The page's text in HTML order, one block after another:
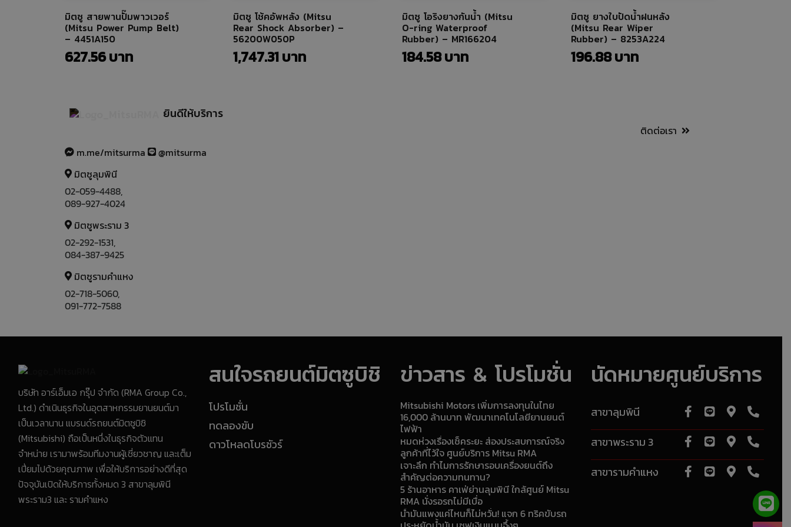
มิตซู สายพานปั๊มพาวเวอร์
(Mitsu Power Pump Belt)
– 4451A150
627.56
มิตซู โช้คอัพหลัง (Mitsu
Rear Shock Absorber) –
56200W050P
1,747.31
มิตซู โอริงยางกันน้ำ (Mitsu
O-ring Waterproof
Rubber) – MR166204
184.58
มิตซู ยางใบปัดน้ำฝนหลัง
(Mitsu Rear Wiper
Rubber) – 8253A224
196.88
ยินดีให้บริการ
ติดต่อเรา
m.me/mitsurma @mitsurma
มิตซูลุมพินี
02-059-4488,
089-927-4024
มิตซูพระราม 3
02-292-1531
084-387-9425
มิตซูรามคำแหง
02-718-5060,
091-772-7588
บริษัท อาร์เอ็มเอ กรุ๊ป จำกัด (RMA Group Co.,
Ltd.) ดำเนินธุรกิจในอุตสาหกรรมยานยนต์มา
เป็นเวลานาน แบรนด์รถยนต์มิตซูบิชิ
(Mitsubishi) ถือเป็นหนึ่งในธุรกิจตัวแทน
จำหน่าย เรามาพร้อมทีมงานผู้เชี่ยวชาญ และเต็ม
เปี่ยมไปด้วยคุณภาพ เพื่อให้บริการอย่างดีที่สุด
ปัจจุบันเปิดให้บริการทั้งหมด 3 สาขาลุมพินี
พระราม3 และ รามคำแหง
สนใจรถยนต์มิตซูบิชิ
โปรโมชั่น
ทดลองขับ
ดาวโหลดโบรชัวร์
ข่าวสาร & โปรโมชั่น
Mitsubishi Motors เพิ่มการลงทุนในไทย
16,000 ล้านบาท พัฒนาเทคโนโลยียานยนต์
ไฟฟ้า
หมดห่วงเรื่องเช็คระยะ ส่องประสบการณ์จริง
ลูกค้าที่ไว้ใจ ศูนย์บริการ Mitsu RMA
เจาะลึก ทำไมการรักษารอบเครื่องยนต์ถึง
สำคัญต่อความทนทาน?
5 ร้านอาหาร คาเฟ่ย่านลุมพินี ใกล้ศูนย์ Mitsu
RMA นั่งรอรถไม่มีเบื่อ
น้ำมันแพงแค่ไหนก็ไม่หวั่น! แจก 6 ทริคขับรถ
นัดหมายศูนย์บริการ
สาขาลุมพินี
สาขาพระราม 3
สาขารามคำแหง